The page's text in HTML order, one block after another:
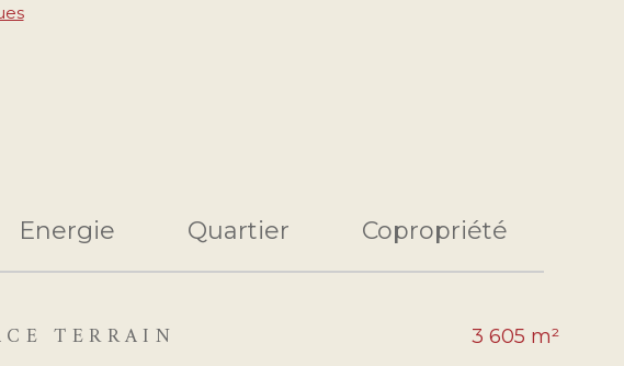
Energie Quartier Copropriété
TERRAIN 3 605 m²